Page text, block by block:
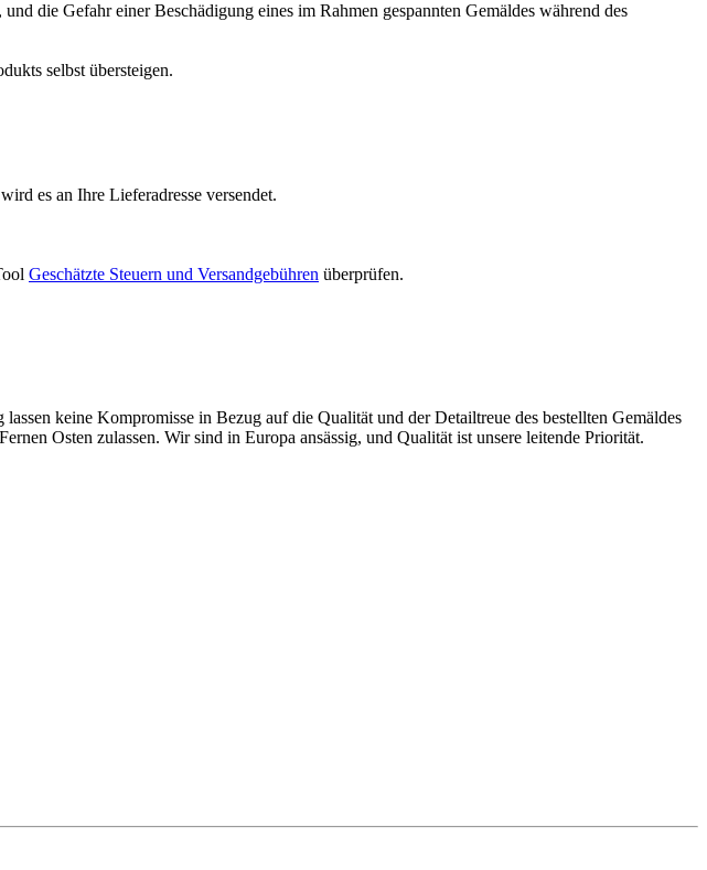
die Gefahr einer Beschädigung eines im Rahmen gespannten Gemäldes während des
selbst übersteigen.
es an Ihre Lieferadresse versendet.
Geschätzte Steuern und Versandgebühren überprüfen.
keine Kompromisse in Bezug auf die Qualität und der Detailtreue des bestellten Gemäldes
Osten zulassen. Wir sind in Europa ansässig, und Qualität ist unsere leitende Priorität.